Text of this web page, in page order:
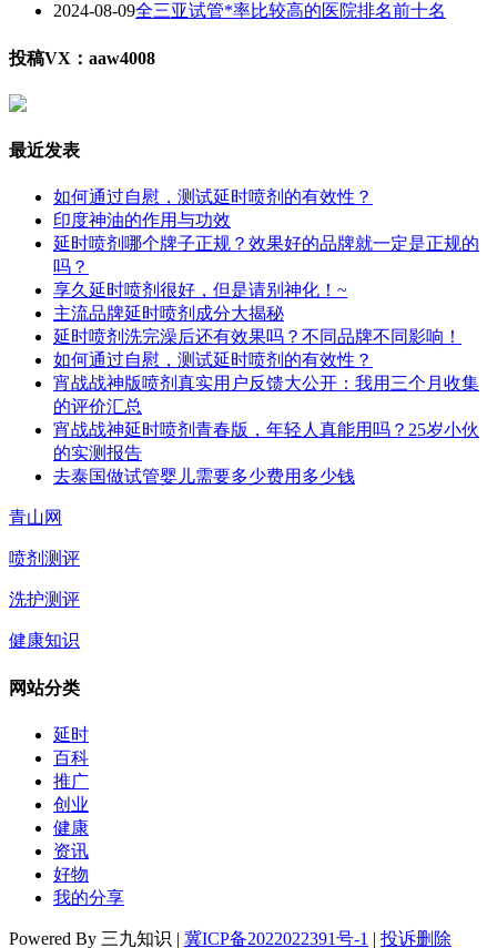
2024-08-09全三亚试管*率比较高的医院排名前十名
投稿VX：aaw4008
最近发表
如何通过自慰，测试延时喷剂的有效性？
印度神油的作用与功效
延时喷剂哪个牌子正规？效果好的品牌就一定是正规的
吗？
享久延时喷剂很好，但是请别神化！~
主流品牌延时喷剂成分大揭秘
延时喷剂洗完澡后还有效果吗？不同品牌不同影响！
如何通过自慰，测试延时喷剂的有效性？
宵战战神版喷剂真实用户反馈大公开：我用三个月收集
的评价汇总
宵战战神延时喷剂青春版，年轻人真能用吗？25岁小伙
的实测报告
去泰国做试管婴儿需要多少费用多少钱
青山网
喷剂测评
洗护测评
健康知识
网站分类
延时
百科
推广
创业
健康
资讯
好物
我的分享
Powered By 三九知识 | 冀ICP备2022022391号-1 | 投诉删除